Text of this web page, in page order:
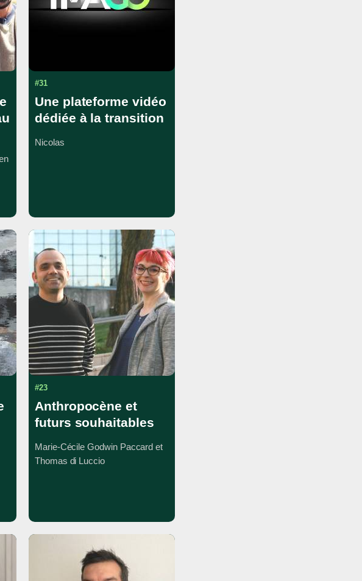
#31
Une plateforme vidéo
dédiée à la transition
Nicolas
#23
Anthropocène et
futurs souhaitables
Marie-Cécile Godwin Paccard et
Thomas di Luccio